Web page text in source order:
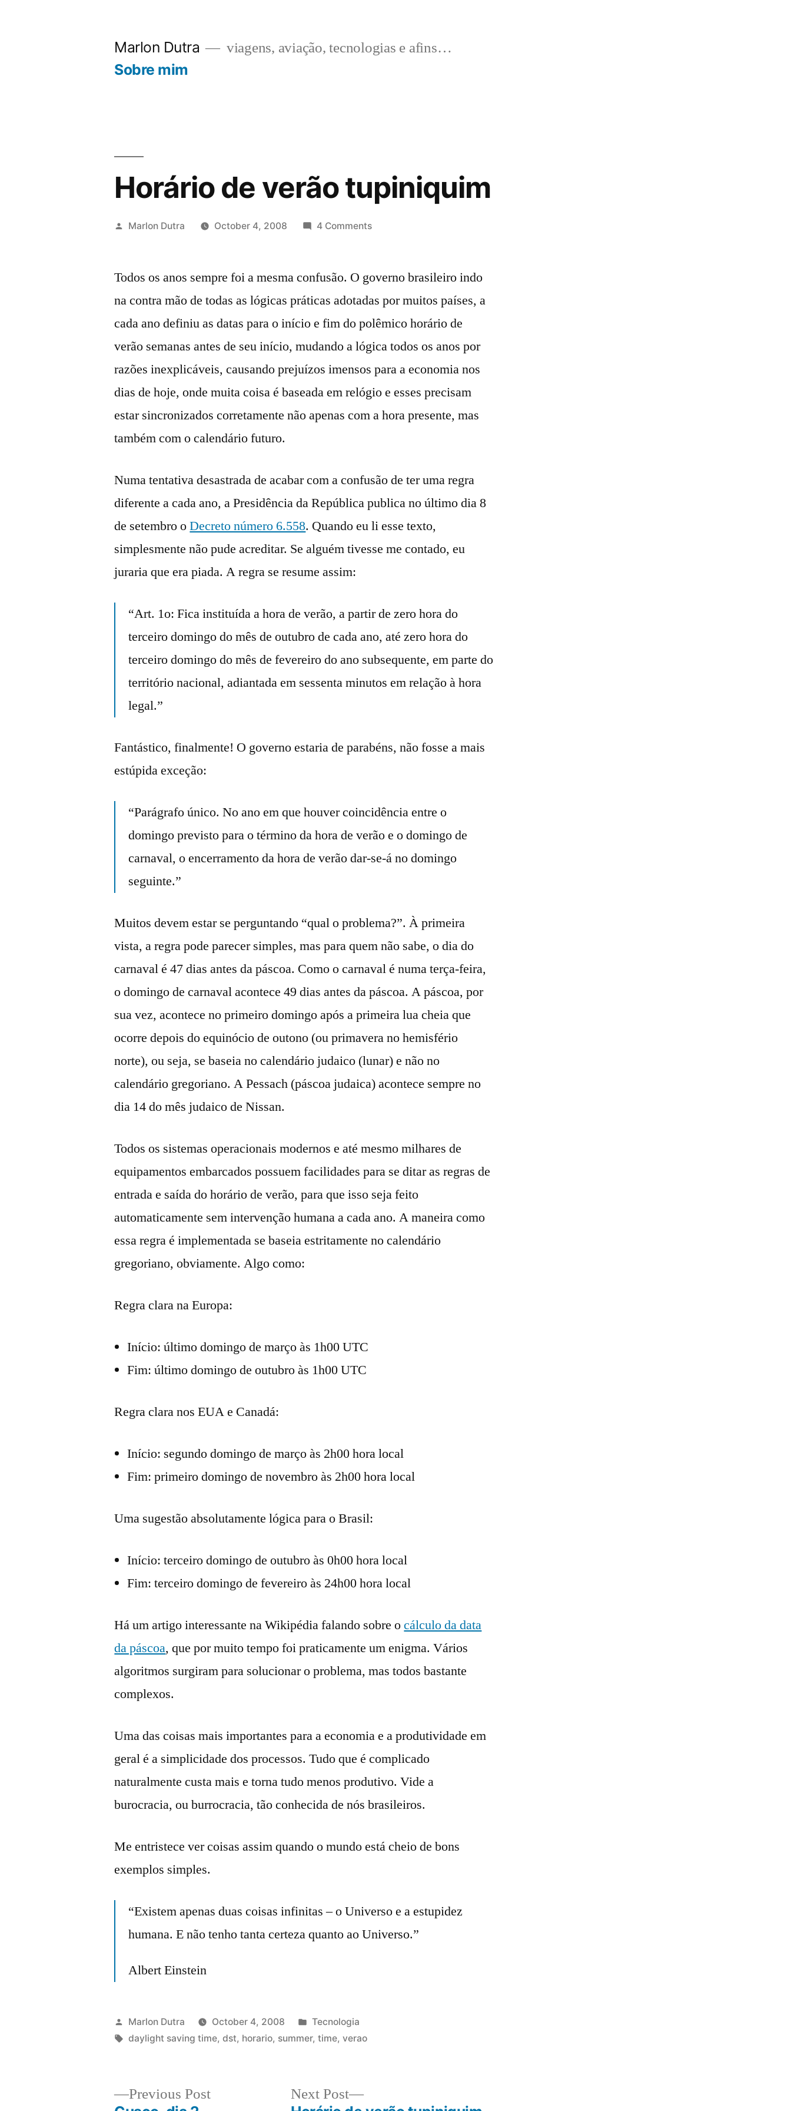
Marlon Dutra viagens, aviação, tecnologias e afins…
Sobre mim
Horário de verão tupiniquim
Posted
Marlon Dutra October 4, 2008 4 Comments
Todos os anos sempre foi a mesma confusão. O governo brasileiro indo
na contra mão de todas as lógicas práticas adotadas por muitos países, a
cada ano definiu as datas para o início e fim do polêmico horário de
verão semanas antes de seu início, mudando a lógica todos os anos por
razões inexplicáveis, causando prejuízos imensos para a economia nos
dias de hoje, onde muita coisa é baseada em relógio e esses precisam
estar sincronizados corretamente não apenas com a hora presente, mas
também com o calendário futuro.
Numa tentativa desastrada de acabar com a confusão de ter uma regra
diferente a cada ano, a Presidência da República publica no último dia 8
de setembro oDecreto número 6.558. Quando eu li esse texto,
simplesmente não pude acreditar. Se alguém tivesse me contado, eu
juraria que era piada. A regra se resume assim:
“Art. 1o: Fica instituída a hora de verão, a partir de zero hora do
terceiro domingo do mês de outubro de cada ano, até zero hora do
terceiro domingo do mês de fevereiro do ano subsequente, em parte do
território nacional, adiantada em sessenta minutos em relação à hora
legal.”
Fantástico, finalmente! O governo estaria de parabéns, não fosse a mais
estúpida exceção:
“Parágrafo único. No ano em que houver coincidência entre o
domingo previsto para o término da hora de verão e o domingo de
carnaval, o encerramento da hora de verão dar-se-á no domingo
seguinte.”
Muitos devem estar se perguntando “qual o problema?”. À primeira
vista, a regra pode parecer simples, mas para quem não sabe, o dia do
carnaval é 47 dias antes da páscoa. Como o carnaval é numa terça-feira,
o domingo de carnaval acontece 49 dias antes da páscoa. A páscoa, por
sua vez, acontece no primeiro domingo após a primeira lua cheia que
ocorre depois do equinócio de outono (ou primavera no hemisfério
norte), ou seja, se baseia no calendário judaico (lunar) e não no
calendário gregoriano. A Pessach (páscoa judaica) acontece sempre no
dia 14 do mês judaico de Nissan.
Todos os sistemas operacionais modernos e até mesmo milhares de
equipamentos embarcados possuem facilidades para se ditar as regras de
entrada e saída do horário de verão, para que isso seja feito
automaticamente sem intervenção humana a cada ano. A maneira como
essa regra é implementada se baseia estritamente no calendário
gregoriano, obviamente. Algo como:
Regra clara na Europa:
Início: último domingo de março às 1h00 UTC
Fim: último domingo de outubro às 1h00 UTC
Regra clara nos EUA e Canadá:
Início: segundo domingo de março às 2h00 hora local
Fim: primeiro domingo de novembro às 2h00 hora local
Uma sugestão absolutamente lógica para o Brasil:
Início: terceiro domingo de outubro às 0h00 hora local
Fim: terceiro domingo de fevereiro às 24h00 hora local
Há um artigo interessante na Wikipédia falando sobre ocálculo da data
da páscoa, que por muito tempo foi praticamente um enigma. Vários
algoritmos surgiram para solucionar o problema, mas todos bastante
complexos.
Uma das coisas mais importantes para a economia e a produtividade em
geral é a simplicidade dos processos. Tudo que é complicado
naturalmente custa mais e torna tudo menos produtivo. Vide a
burocracia, ou burrocracia, tão conhecida de nós brasileiros.
Me entristece ver coisas assim quando o mundo está cheio de bons
exemplos simples.
“Existem apenas duas coisas infinitas – o Universo e a estupidez
humana. E não tenho tanta certeza quanto ao Universo.”
Albert Einstein
Posted
by
Marlon Dutra October 4, 2008
Posted
in
Tecnologia
Tags:
daylight saving time,dst, horario, summer,time,verao
Previous PostPrevious
Next Post
Next